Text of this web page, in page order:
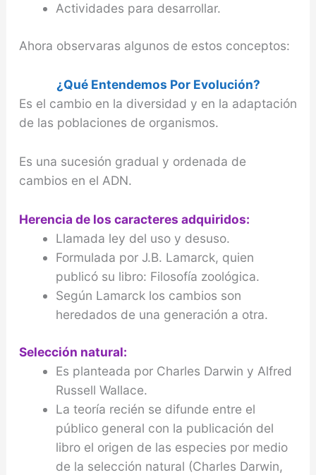
Actividades para desarrollar.
Ahora observaras algunos de estos conceptos:
¿Qué Entendemos Por Evolución?
Es el cambio en la diversidad y en la adaptación
de las poblaciones de organismos.
Es una sucesión gradual y ordenada de
cambios en el ADN.
Herencia de los caracteres adquiridos:
Llamada ley del uso y desuso.
Formulada por J.B. Lamarck, quien
publicó su libro: Filosofía zoológica.
Según Lamarck los cambios son
heredados de una generación a otra.
Selección natural:
Es planteada por Charles Darwin y Alfred
Russell Wallace.
La teoría recién se difunde entre el
público general con la publicación del
libro el origen de las especies por medio
de la selección natural (Charles Darwin,